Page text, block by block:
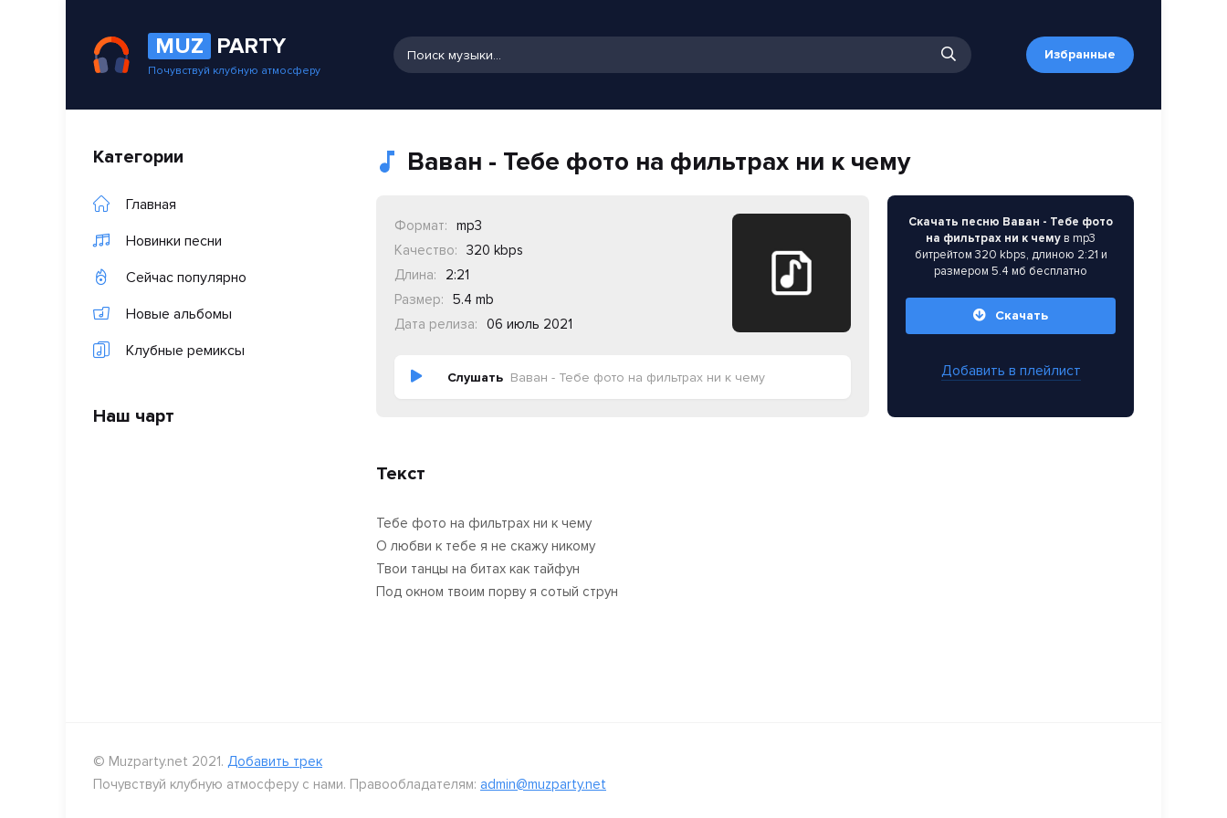
MUZ PARTY
Почувствуй клубную атмосферу
Избранные
Категории
Главная
Новинки песни
Сейчас популярно
Новые альбомы
Клубные ремиксы
Наш чарт
Ваван - Тебе фото на фильтрах ни к чему
Формат:
mp3
Качество:
320 kbps
Длина:
2:21
Размер:
5.4 mb
Дата релиза:
06 июль 2021
Слушать Ваван - Тебе фото на фильтрах ни к чему
Скачать песню Ваван - Тебе фото
на фильтрах ни к чему в mp3
битрейтом 320 kbps, длиною 2:21 и
размером 5.4 мб бесплатно
Скачать
Добавить в плейлист
Текст
Тебе фото на фильтрах ни к чему
О любви к тебе я не скажу никому
Твои танцы на битах как тайфун
Под окном твоим порву я сотый струн
© Muzparty.net 2021. Добавить трек
Почувствуй клубную атмосферу с нами. Правообладателям: admin@muzparty.net